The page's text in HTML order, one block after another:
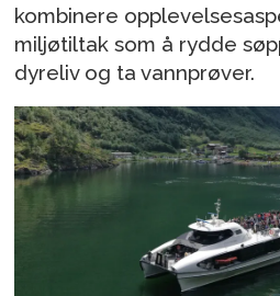
kombinere
miljøtiltak som å rydde
dyreliv og ta vannprøver.